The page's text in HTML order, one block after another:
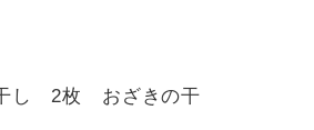
し 2枚 おざきの干